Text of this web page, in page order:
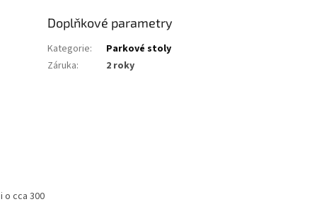
o cca 300
Doplňkové parametry
Kategorie:
Parkové stoly
Záruka: 2 roky